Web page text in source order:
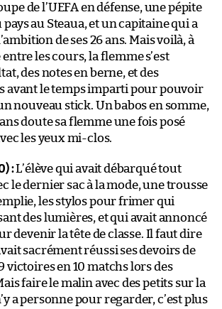
de l’UEFA en défense, une pépite
au Steaua, et un capitaine qui a
de ses 26 ans. Mais voilà, à
les cours, la flemme s’est
des notes en berne, et des
avant le temps imparti pour pouvoir
nouveau stick. Un babos en somme,
doute sa flemme une fois posé
les yeux mi-clos.
:L’élève qui avait débarqué tout
le dernier sac à la mode, une trousse
les stylos pour frimer qui
des lumières, et qui avait annoncé
devenir la tête de classe. Il faut dire
sacrément réussi ses devoirs de
victoires en 10 matchs lors des
faire le malin avec des petits sur la
a personne pour regarder, c’est plus